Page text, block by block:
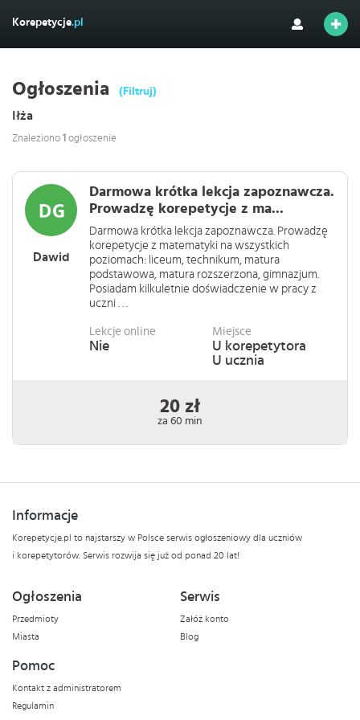
Korepetycje.pl
Ogłoszenia (Filtruj)
Iłża
Znaleziono 1 ogłoszenie
Dawid
Darmowa krótka lekcja zapoznawcza.
Prowadzę korepetycje z ma...
Darmowa krótka lekcja zapoznawcza. Prowadzę
korepetycje z matematyki na wszystkich
poziomach: liceum, technikum, matura
podstawowa, matura rozszerzona, gimnazjum.
Posiadam kilkuletnie doświadczenie w pracy z
uczni . . .
Lekcje online
Nie
Miejsce
U korepetytora
U ucznia
20 zł
za 60 min
Informacje
Korepetycje.pl to najstarszy w Polsce serwis ogłoszeniowy dla uczniów
i korepetytorów. Serwis rozwija się już od ponad 20 lat!
Ogłoszenia
Przedmioty
Miasta
Serwis
Załóż konto
Blog
Pomoc
Kontakt z administratorem
Regulamin